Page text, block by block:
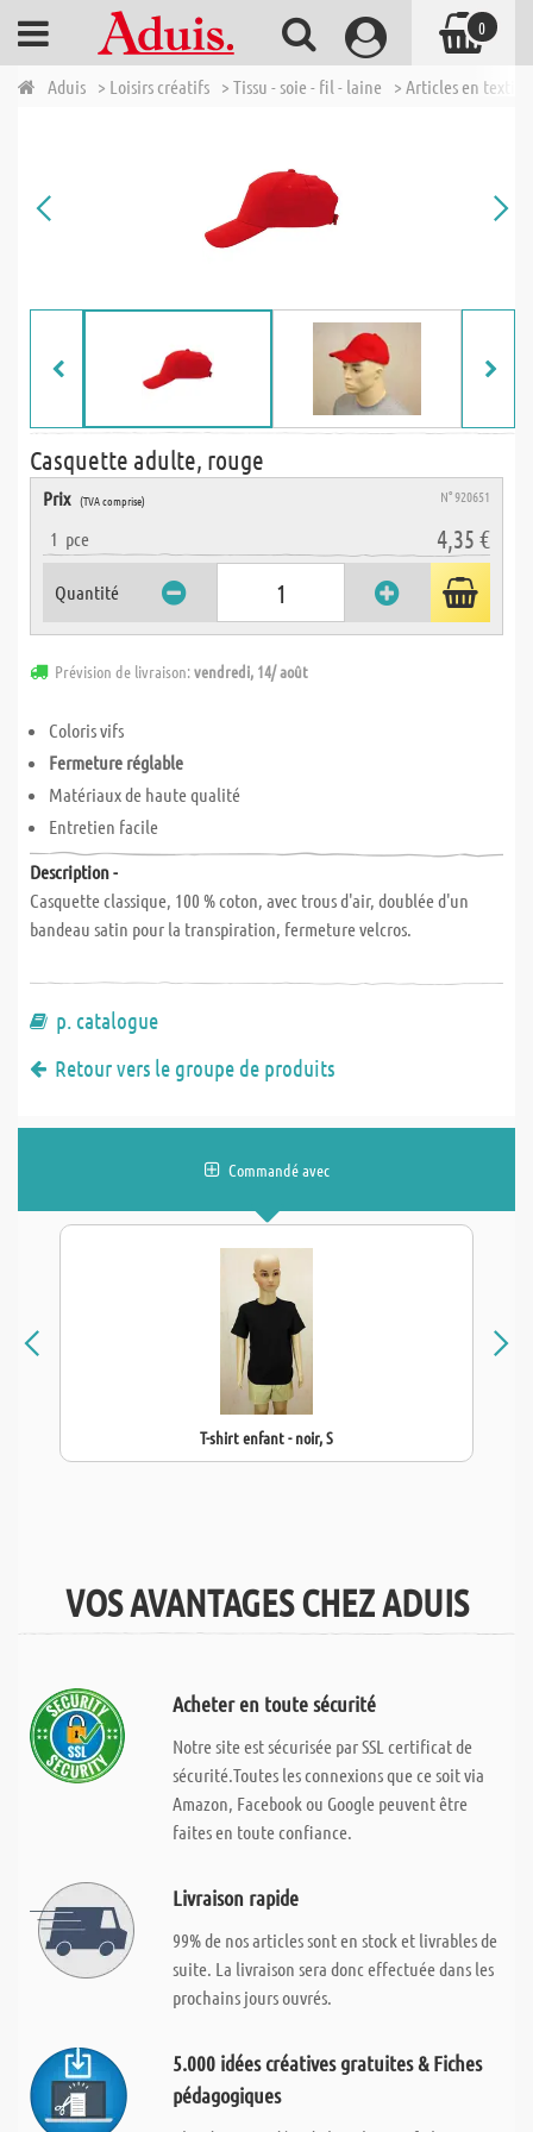
Aduis > Loisirs créatifs > Tissu - soie - fil - laine > Articles en textile
Casquette adulte, rouge
Prix (TVA comprise) N° 920651
1 pce 4,35 €
Quantité
Prévision de livraison:vendredi, 14/ août
Coloris vifs
Fermeture réglable
Matériaux de haute qualité
Entretien facile
Description -
Casquette classique, 100 % coton, avec trous d'air, doublée d'un
bandeau satin pour la transpiration, fermeture velcros.
p. catalogue
Retour vers le groupe de produits
Commandé avec
T-shirt enfant - noir, S
VOS AVANTAGES CHEZ ADUIS
Acheter en toute sécurité
Notre site est sécurisée par SSL certificat de
sécurité.Toutes les connexions que ce soit via
Amazon, Facebook ou Google peuvent être
faites en toute confiance.
Livraison rapide
99% de nos articles sont en stock et livrables de
suite. La livraison sera donc effectuée dans les
prochains jours ouvrés.
5.000 idées créatives gratuites & Fiches
pédagogiques
0